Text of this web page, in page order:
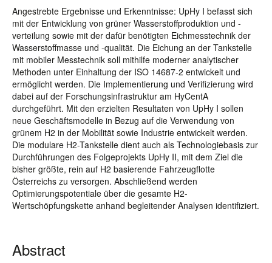
Angestrebte Ergebnisse und Erkenntnisse: UpHy I befasst sich
mit der Entwicklung von grüner Wasserstoffproduktion und -
verteilung sowie mit der dafür benötigten Eichmesstechnik der
Wasserstoffmasse und -qualität. Die Eichung an der Tankstelle
mit mobiler Messtechnik soll mithilfe moderner analytischer
Methoden unter Einhaltung der ISO 14687-2 entwickelt und
ermöglicht werden. Die Implementierung und Verifizierung wird
dabei auf der Forschungsinfrastruktur am HyCentA
durchgeführt. Mit den erzielten Resultaten von UpHy I sollen
neue Geschäftsmodelle in Bezug auf die Verwendung von
grünem H2 in der Mobilität sowie Industrie entwickelt werden.
Die modulare H2-Tankstelle dient auch als Technologiebasis zur
Durchführungen des Folgeprojekts UpHy II, mit dem Ziel die
bisher größte, rein auf H2 basierende Fahrzeugflotte
Österreichs zu versorgen. Abschließend werden
Optimierungspotentiale über die gesamte H2-
Wertschöpfungskette anhand begleitender Analysen identifiziert.
Abstract